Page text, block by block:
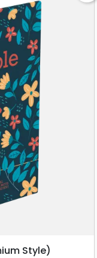
à un langage
les jeunes du
traduction à
la Bible... Avec
à chaque livre
qui aident à sa
», une
4 cartes
dans la marge
plus rapidement
Style)